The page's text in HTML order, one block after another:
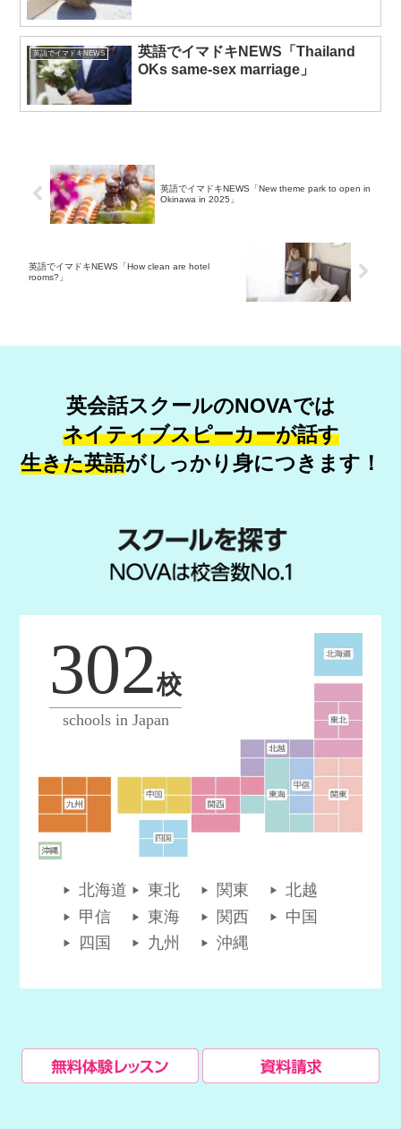
英語でイマドキNEWS
英語でイマドキNEWS「Thailand
OKs same-sex marriage」
英語でイマドキNEWS「New theme park to open in
Okinawa in 2025」
英語でイマドキNEWS「How clean are hotel
rooms?」
英会話スクールのNOVAでは
ネイティブスピーカーが話す
生きた英語がしっかり身につきます！
北海道 東北 関東
北越
甲信
東海 関西
中国
四国
九州 沖縄
302校
schools in Japan